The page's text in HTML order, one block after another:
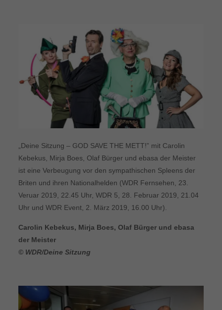
„Deine Sitzung – GOD SAVE THE METT!” mit Carolin
Kebekus, Mirja Boes, Olaf Bürger und ebasa der Meister
ist eine Verbeugung vor den sympathischen Spleens der
Briten und ihren Nationalhelden (WDR Fernsehen, 23.
Veruar 2019, 22.45 Uhr, WDR 5, 28. Februar 2019, 21.04
Uhr und WDR Event, 2. März 2019, 16.00 Uhr).
Carolin Kebekus, Mirja Boes, Olaf Bürger und ebasa
der Meister
© WDR/Deine Sitzung